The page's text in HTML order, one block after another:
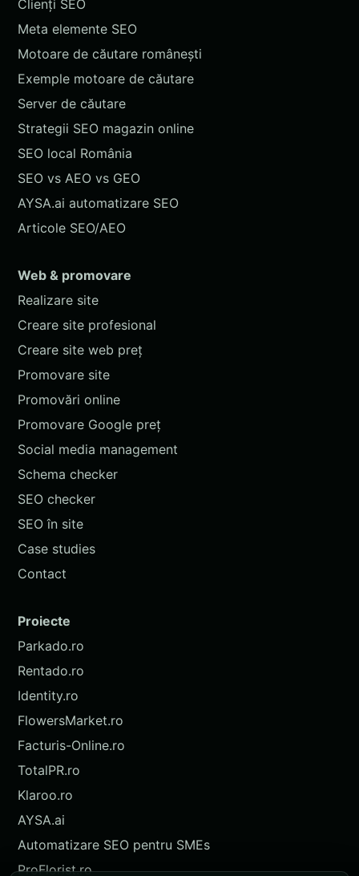
Clienți SEO
Meta elemente SEO
Motoare de căutare românești
Exemple motoare de căutare
Server de căutare
Strategii SEO magazin online
SEO local România
SEO vs AEO vs GEO
AYSA.ai automatizare SEO
Articole SEO/AEO
Web & promovare
Realizare site
Creare site profesional
Creare site web preț
Promovare site
Promovări online
Promovare Google preț
Social media management
Schema checker
SEO checker
SEO în site
Case studies
Contact
Proiecte
Parkado.ro
Rentado.ro
Identity.ro
FlowersMarket.ro
Facturis-Online.ro
TotalPR.ro
Klaroo.ro
AYSA.ai
Automatizare SEO pentru SMEs
ProFlorist.ro